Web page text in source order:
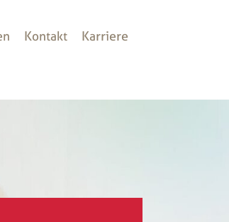
Kontakt Karriere